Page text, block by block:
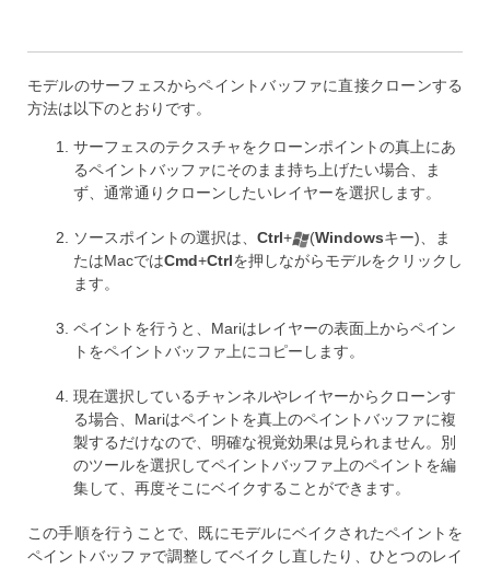
モデルのサーフェスからペイントバッファに直接クローンする
方法は以下のとおりです。
サーフェスのテクスチャをクローンポイントの真上にあ
るペイントバッファにそのまま持ち上げたい場合、ま
ず、通常通りクローンしたいレイヤーを選択します。
ソースポイントの選択は、 Ctrl+ (Windowsキー)、ま
たはMacではCmd+Ctrlを押しながらモデルをクリックし
ます。
ペイントを行うと、Mariはレイヤーの表面上からペイン
トをペイントバッファ上にコピーします。
現在選択しているチャンネルやレイヤーからクローンす
る場合、Mariはペイントを真上のペイントバッファに複
製するだけなので、明確な視覚効果は見られません。別
のツールを選択してペイントバッファ上のペイントを編
集して、再度そこにベイクすることができます。
この手順を行うことで、既にモデルにベイクされたペイントを
ペイントバッファで調整してベイクし直したり、ひとつのレイ